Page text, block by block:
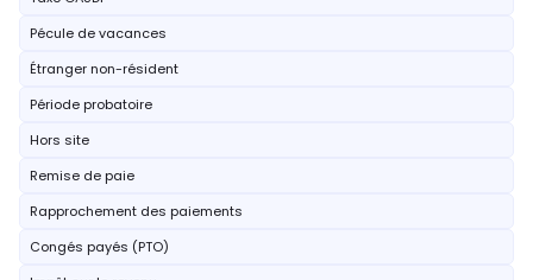
Pécule de vacances
Étranger non-résident
Période probatoire
Hors site
Remise de paie
Rapprochement des paiements
Congés payés (PTO)